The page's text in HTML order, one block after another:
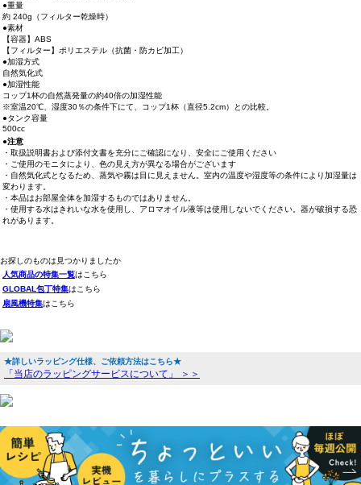
●重量
約 240g（フィルター乾燥時）
●素材
【容器】ABS
【フィルター】ポリエステル（抗菌・防カビ加工）
●加湿方式
自然気化式
●加湿性能
コップ1杯の自然蒸発量の約40倍の加湿性能
※室温20℃、湿度30％の条件下にて、コップ1杯（直径5.2cm）との比較。
●タンク容量
500cc
●注意
・取扱説明書および添付文書を充分にご確認になり、安全にご使用ください
・ご使用のモニタにより、色の見え方が異なる場合がございます
・自然気化式となるため、蒸気や霧は目に見えません。室内の温度や湿度等の条件により加湿量は
変わります。
・本品はお部屋全体を加湿するものではありません。
・使用する水はきれいな水を使用し、アロマオイル液等は使用しないでください。器が破損する恐
れがあります。
お探しのものは見つかりましたか
人気商品の特集一覧はこちら
GLOBAL包丁特集はこちら
扇風機特集はこちら
★詳しいラッピング仕様、ご依頼方法はこちら★
「当店のラッピングサービスについて」 ＞＞